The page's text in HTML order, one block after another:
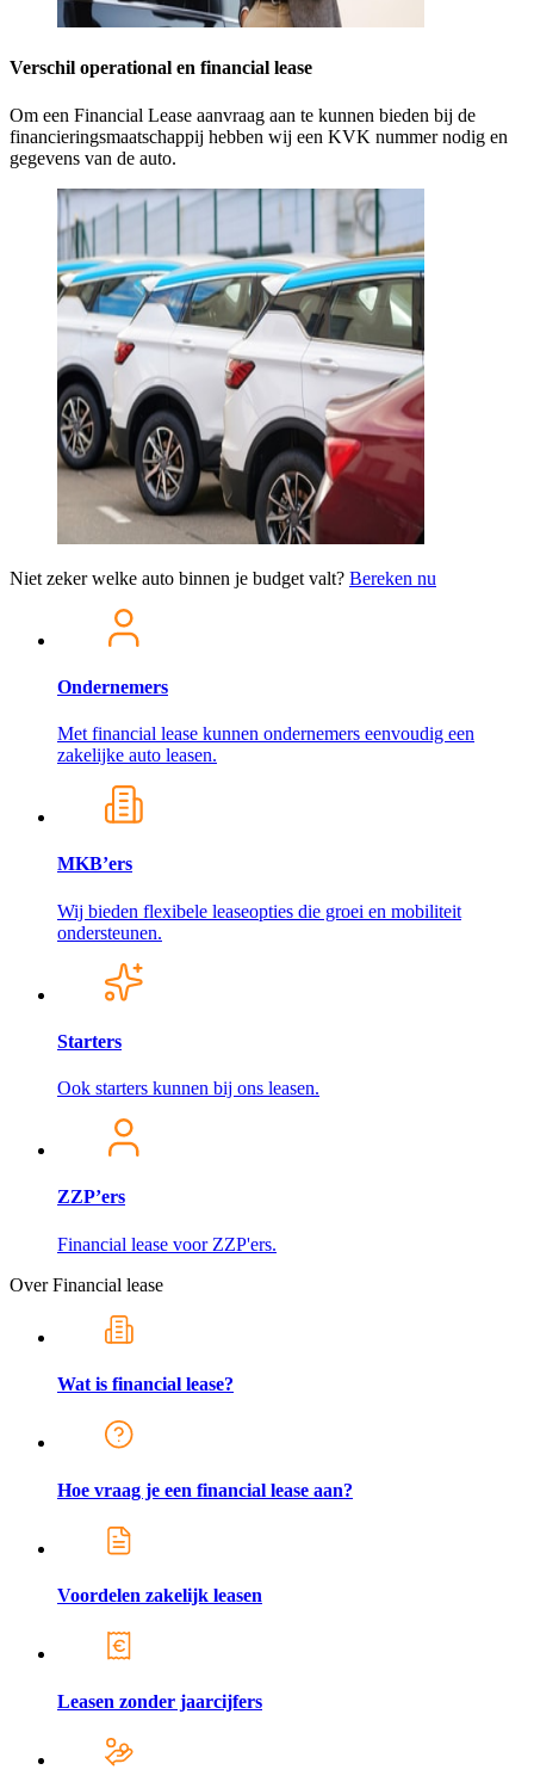
Verschil operational en financial lease
Om een Financial Lease aanvraag aan te kunnen bieden bij de
financieringsmaatschappij hebben wij een KVK nummer nodig en
gegevens van de auto.
Niet zeker welke auto binnen je budget valt? Bereken nu
Ondernemers
Met financial lease kunnen ondernemers eenvoudig een
zakelijke auto leasen.
MKB’ers
Wij bieden flexibele leaseopties die groei en mobiliteit
ondersteunen.
Starters
Ook starters kunnen bij ons leasen.
ZZP’ers
Financial lease voor ZZP'ers.
Over Financial lease
Wat is financial lease?
Hoe vraag je een financial lease aan?
Voordelen zakelijk leasen
Leasen zonder jaarcijfers